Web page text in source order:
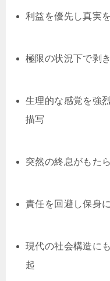
利益を優先し真実
極限の状況下で剥
生理的な感覚を強
描写
突然の終息がもた
責任を回避し保身
現代の社会構造に
起